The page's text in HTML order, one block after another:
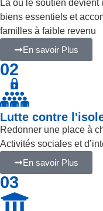
Là où le soutien
biens essentiels et
familles à faible revenu
En savoir Plus
02
Lutte contre
Redonner une place à
Activités sociales et
En savoir Plus
03